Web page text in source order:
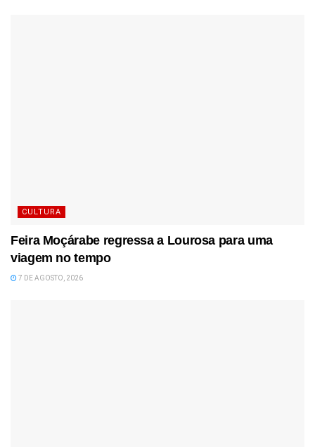
CULTURA
Feira Moçárabe regressa a Lourosa para uma
viagem no tempo
7 DE AGOSTO, 2026